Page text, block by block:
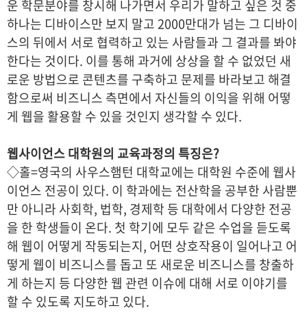
운 학문분야를 창시해 나가면서 우리가 말하고 싶은 것 중
하나는 디바이스만 보지 말고 2000만대가 넘는 그 디바이
스의 뒤에서 서로 협력하고 있는 사람들과 그 결과를 봐야
한다는 것이다. 이를 통해 과거에 상상을 할 수 없었던 새
로운 방법으로 콘텐츠를 구축하고 문제를 바라보고 해결
함으로써 비즈니스 측면에서 자신들의 이익을 위해 어떻
게 웹을 활용할 수 있을 것인지 생각할 수 있다.
웹사이언스 대학원의 교육과정의 특징은?
◇홀=영국의 사우스햄턴 대학교에는 대학원 수준에 웹사
이언스 전공이 있다. 이 학과에는 전산학을 공부한 사람뿐
만 아니라 사회학, 법학, 경제학 등 대학에서 다양한 전공
을 한 학생들이 온다. 첫 학기에 모두 같은 수업을 듣도록
해 웹이 어떻게 작동되는지, 어떤 상호작용이 일어나고 어
떻게 웹이 비즈니스를 돕고 또 새로운 비즈니스를 창출하
게 하는지 등 다양한 웹 관련 이슈에 대해 서로 이야기를
할 수 있도록 지도하고 있다.